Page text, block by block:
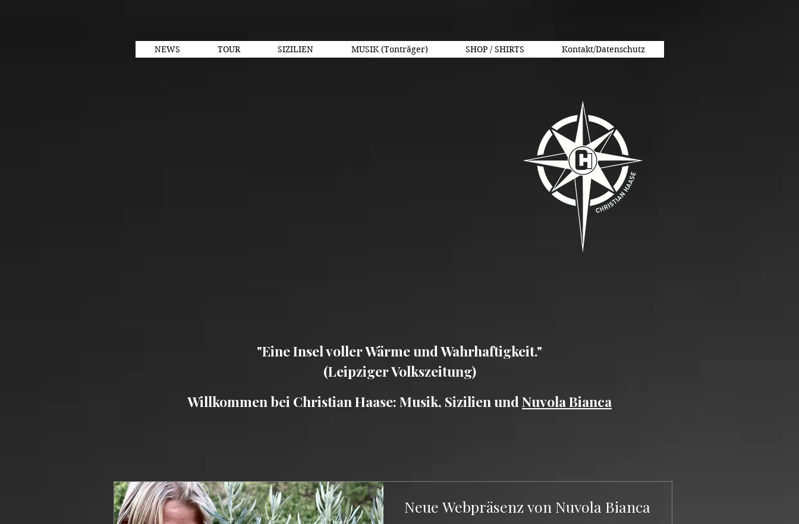
NEWS TOUR SIZILIEN MUSIK (Tonträger) SHOP / SHIRTS Kontakt/Datenschutz
"Eine Insel voller Wärme und Wahrhaftigkeit."
(Leipziger Volkszeitung)
Willkommen bei Christian Haase: Musik, Sizilien undNuvola Bianca
Neue Webpräsenz von Nuvola Bianca